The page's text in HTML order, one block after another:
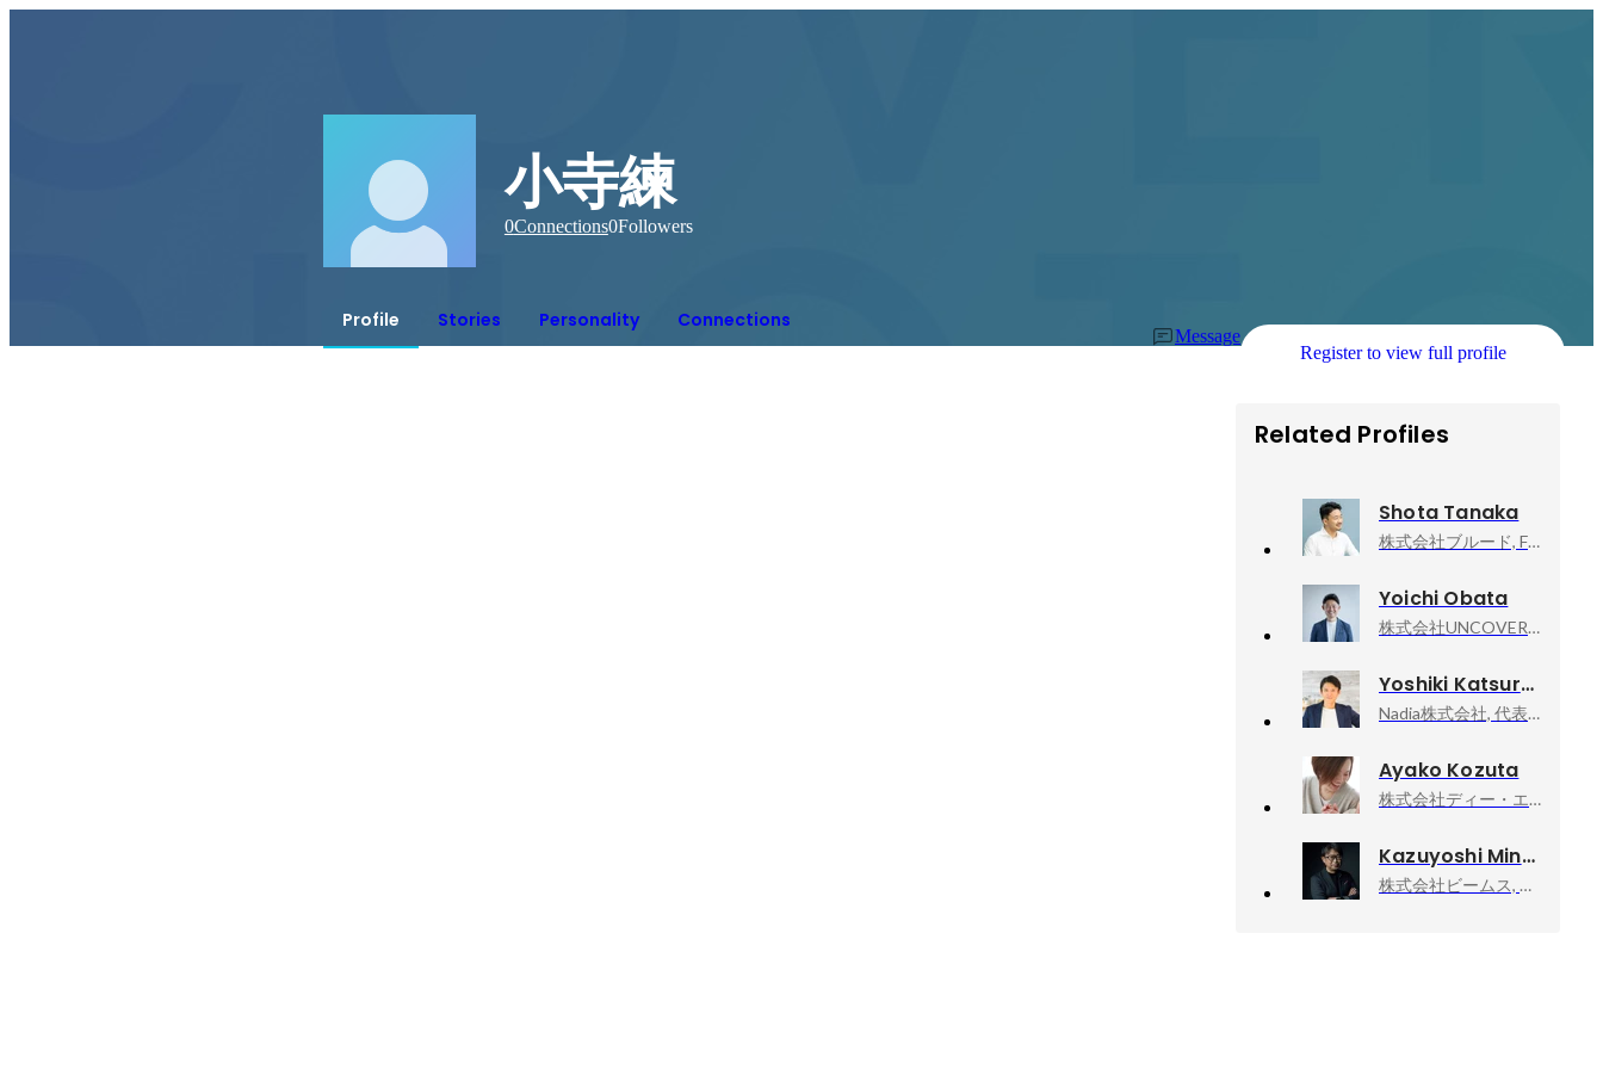
小寺練
0Connections0Followers
Profile Stories Personality Connections
Message
Register to view full profile
Related Profiles
Shota Tanaka
株式会社ブルード, Founder/CEO
Yoichi Obata
株式会社UNCOVERTRUTH, 取締役COO
Yoshiki Katsuragi
Nadia株式会社, 代表取締役社長CEO
Ayako Kozuta
株式会社ディー・エヌ・エー, ヒューマンリソース本部
Kazuyoshi Minamimagoe
株式会社ビームス, ディレクターズルーム エグゼクティブディレクター